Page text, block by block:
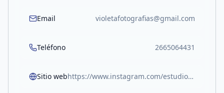
Email violetafotografias@gmail.com
Teléfono 2665064431
Sitio web https://www.instagram.com/estudio.violeta_?igsh=MWxzY25zcmI2b2NncA==